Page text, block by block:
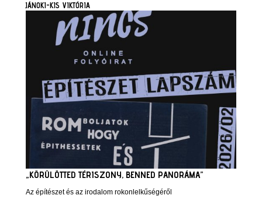
JÁNOKI-KIS VIKTÓRIA
„KÖRÜLÖTTED TÉRISZONY, BENNED PANORÁMA”
Az építészet és az irodalom rokonlelkűségéről